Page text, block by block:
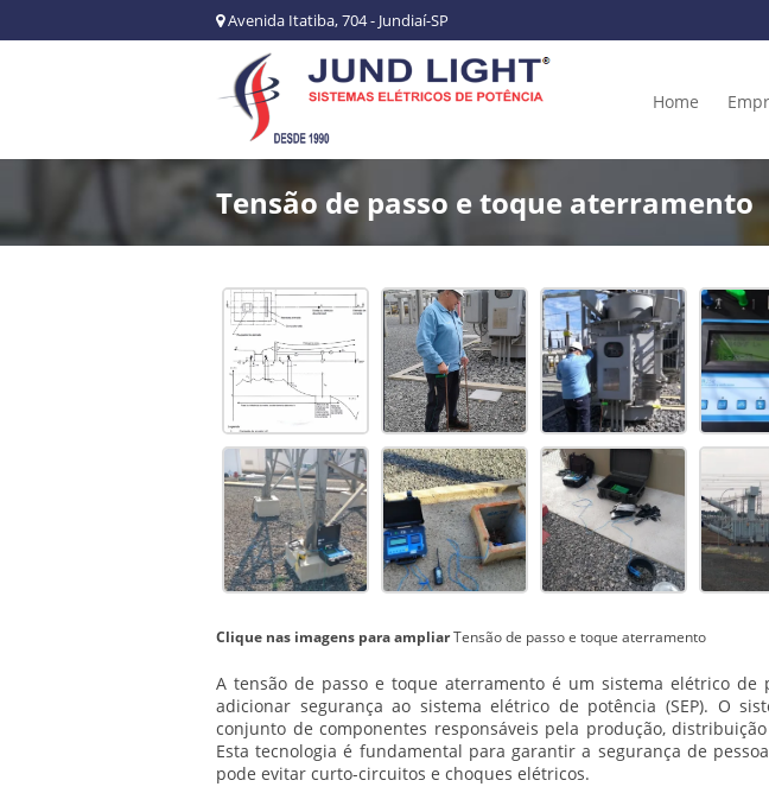
Avenida Itatiba, 704 - Jundiaí-SP
Home
Tensão de passo e toque aterramento
Clique nas imagens para ampliarTensão de passo e toque aterramento
A tensão de passo e toque aterramento é um sistema elétrico de
adicionar segurança ao sistema elétrico de potência (SEP). O
conjunto de componentes responsáveis pela produção,
Esta tecnologia é fundamental para garantir a segurança de
pode evitar curto-circuitos e choques elétricos.